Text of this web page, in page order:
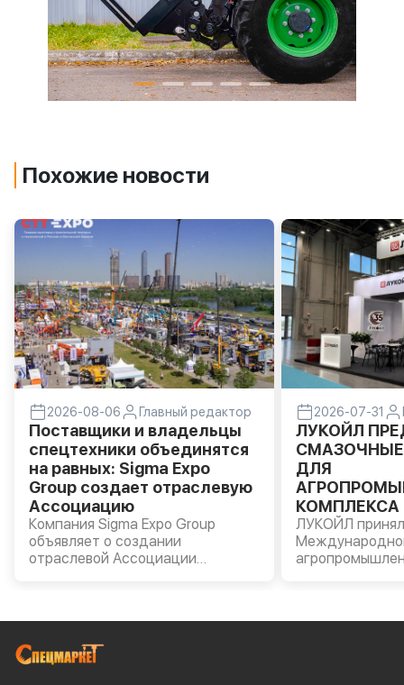
Похожие новости
2026-08-06 Главный редактор
Поставщики и владельцы
спецтехники объединятся
на равных: Sigma Expo
Group создает отраслевую
Ассоциацию
Компания Sigma Expo Group
объявляет о создании
отраслевой Ассоциации
2026-07-31
ЛУКОЙЛ
ДЛЯ
КОМПЛЕКСА
ЛУКОЙЛ принял
моторные